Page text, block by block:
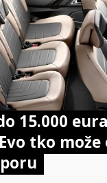
15.000
tko